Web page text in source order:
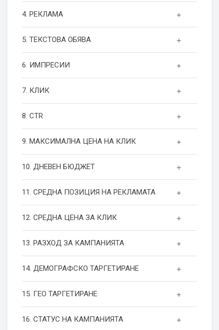
4. РЕКЛАМА
5. ТЕКСТОВА ОБЯВА
6. ИМПРЕСИИ
7. КЛИК
8. CTR
9. МАКСИМАЛНА ЦЕНА НА КЛИК
10. ДНЕВЕН БЮДЖЕТ
11. СРЕДНА ПОЗИЦИЯ НА РЕКЛАМАТА
12. СРЕДНА ЦЕНА ЗА КЛИК
13. РАЗХОД ЗА КАМПАНИЯТА
14. ДЕМОГРАФСКО ТАРГЕТИРАНЕ
15. ГЕО ТАРГЕТИРАНЕ
16. СТАТУС НА КАМПАНИЯТА